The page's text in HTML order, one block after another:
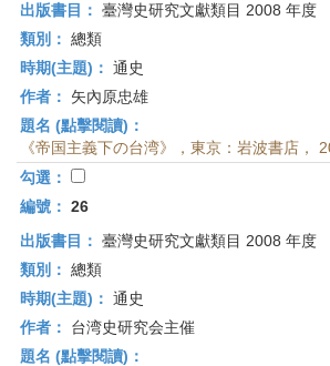
出版書目： 臺灣史研究文獻類目 2008 年度
類別： 總類
時期(主題)： 通史
作者：
矢內原忠雄
題名 (點擊閱讀)：
《帝国主義下の台湾》，東京：岩波書店，
勾選：
編號： 26
出版書目： 臺灣史研究文獻類目 2008 年度
類別： 總類
時期(主題)： 通史
作者：
台湾史研究会主催
題名 (點擊閱讀)：